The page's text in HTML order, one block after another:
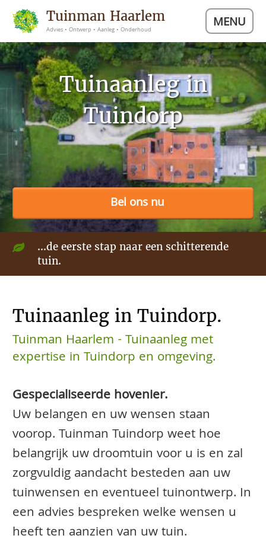
Tuinman Haarlem
Advies • Ontwerp • Aanleg • Onderhoud MENU
Tuinaanleg in
Tuindorp
Bel ons nu
...de eerste stap naar een schitterende
tuin.
Tuinaanleg in Tuindorp.
Tuinman Haarlem - Tuinaanleg met
expertise in Tuindorp en omgeving.
Gespecialiseerde hovenier.
Uw belangen en uw wensen staan
voorop. Tuinman Tuindorp weet hoe
belangrijk uw droomtuin voor u is en zal
zorgvuldig aandacht besteden aan uw
tuinwensen en eventueel tuinontwerp. In
een advies bespreken welke wensen u
heeft ten aanzien van uw tuin.